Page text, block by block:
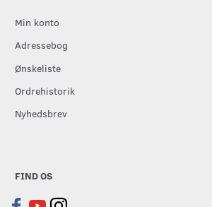
Min konto
Adressebog
Ønskeliste
Ordrehistorik
Nyhedsbrev
FIND OS